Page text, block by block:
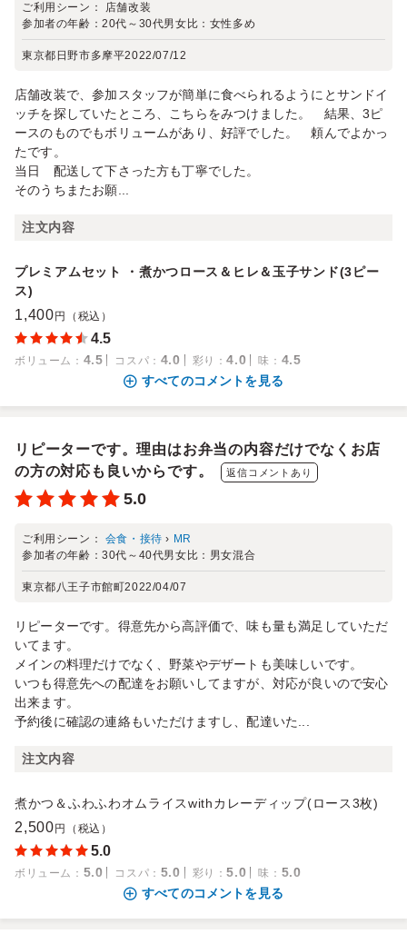
ご利用シーン： 店舗改装
参加者の年齢：20代～30代男女比： 女性多め
東京都日野市多摩平2022/07/12
店舗改装で、参加スタッフが簡単に食べられるようにとサンドイ
ッチを探していたところ、こちらをみつけました。 結果、3ピ
ースのものでもボリュームがあり、好評でした。 頼んでよかっ
たです。
当日 配送して下さった方も丁寧でした。
そのうちまたお願...
注文内容
プレミアムセット ・煮かつロース＆ヒレ＆玉子サンド(3ピー
ス)
1,400 円（税込）
4.5
ボリューム ： 4.5 コスパ ： 4.0 彩り ：4.0 味 ： 4.5
すべてのコメントを見る
リピーターです。理由はお弁当の内容だけでなくお店
の方の対応も良いからです。
返信コメントあり
5.0
ご利用シーン： 会食・接待 › MR
参加者の年齢：30代～40代男女比： 男女混合
東京都八王子市館町2022/04/07
リピーターです。得意先から高評価で、味も量も満足していただ
いてます。
メインの料理だけでなく、野菜やデザートも美味しいです。
いつも得意先への配達をお願いしてますが、対応が良いので安心
出来ます。
予約後に確認の連絡もいただけますし、配達いた...
注文内容
煮かつ＆ふわふわオムライスwithカレーディップ(ロース3枚)
2,500 円（税込）
5.0
ボリューム ： 5.0 コスパ ： 5.0 彩り ：5.0 味 ： 5.0
すべてのコメントを見る